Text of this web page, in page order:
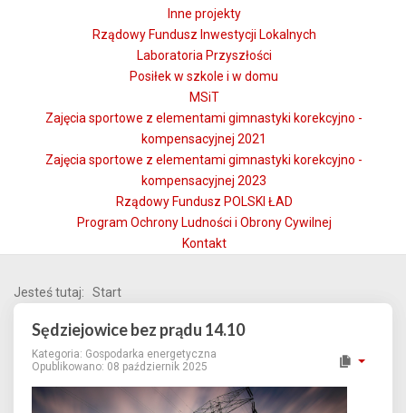
Inne projekty
Rządowy Fundusz Inwestycji Lokalnych
Laboratoria Przyszłości
Posiłek w szkole i w domu
MSiT
Zajęcia sportowe z elementami gimnastyki korekcyjno -
kompensacyjnej 2021
Zajęcia sportowe z elementami gimnastyki korekcyjno -
kompensacyjnej 2023
Rządowy Fundusz POLSKI ŁAD
Program Ochrony Ludności i Obrony Cywilnej
Kontakt
Jesteś tutaj: Start
Sędziejowice bez prądu 14.10
Kategoria: Gospodarka energetyczna
Opublikowano: 08 październik 2025